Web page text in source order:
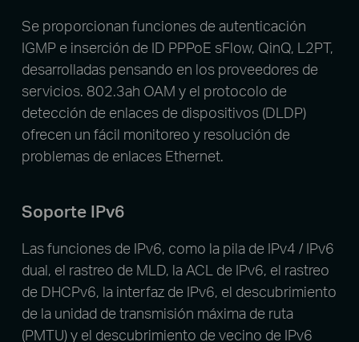
Se proporcionan funciones de autenticación
IGMP e inserción de ID PPPoE sFlow, QinQ, L2PT,
desarrolladas pensando en los proveedores de
servicios. 802.3ah OAM y el protocolo de
detección de enlaces de dispositivos (DLDP)
ofrecen un fácil monitoreo y resolución de
problemas de enlaces Ethernet.
Soporte IPv6
Las funciones de IPv6, como la pila de IPv4 / IPv6
dual, el rastreo de MLD, la ACL de IPv6, el rastreo
de DHCPv6, la interfaz de IPv6, el descubrimiento
de la unidad de transmisión máxima de ruta
(PMTU) y el descubrimiento de vecino de IPv6